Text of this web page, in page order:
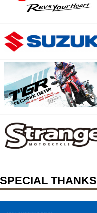
SPECIAL THANKS